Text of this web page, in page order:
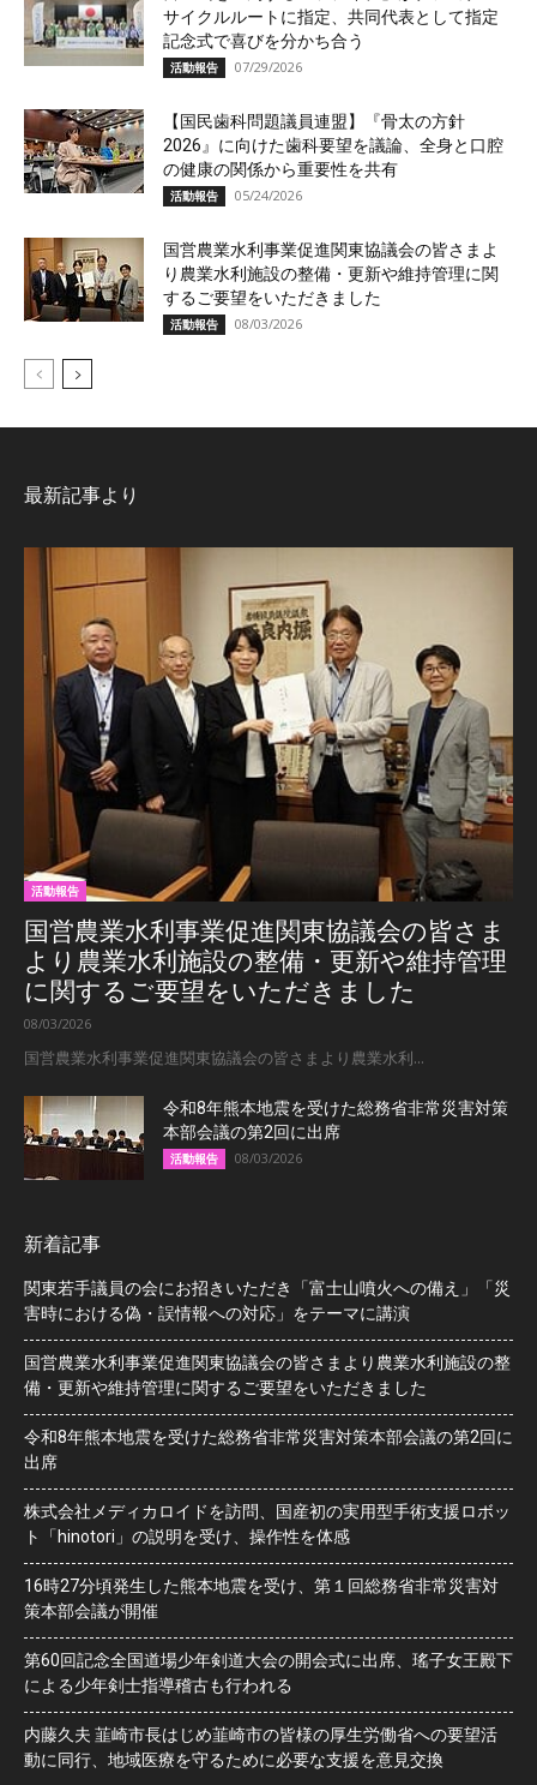
サイクルルートに指定、共同代表として指定
記念式で喜びを分かち合う
活動報告 07/29/2026
【国民歯科問題議員連盟】『骨太の方針
2026』に向けた歯科要望を議論、全身と口腔
の健康の関係から重要性を共有
活動報告 05/24/2026
国営農業水利事業促進関東協議会の皆さまよ
り農業水利施設の整備・更新や維持管理に関
するご要望をいただきました
活動報告 08/03/2026
最新記事より
活動報告
国営農業水利事業促進関東協議会の皆さま
より農業水利施設の整備・更新や維持管理
に関するご要望をいただきました
08/03/2026
国営農業水利事業促進関東協議会の皆さまより農業水利...
令和8年熊本地震を受けた総務省非常災害対策
本部会議の第2回に出席
活動報告 08/03/2026
新着記事
関東若手議員の会にお招きいただき「富士山噴火への備え」「災
害時における偽・誤情報への対応」をテーマに講演
国営農業水利事業促進関東協議会の皆さまより農業水利施設の整
備・更新や維持管理に関するご要望をいただきました
令和8年熊本地震を受けた総務省非常災害対策本部会議の第2回に
出席
株式会社メディカロイドを訪問、国産初の実用型手術支援ロボッ
ト「hinotori」の説明を受け、操作性を体感
16時27分頃発生した熊本地震を受け、第１回総務省非常災害対
策本部会議が開催
第60回記念全国道場少年剣道大会の開会式に出席、瑤子女王殿下
による少年剣士指導稽古も行われる
内藤久夫 韮崎市長はじめ韮崎市の皆様の厚生労働省への要望活
動に同行、地域医療を守るために必要な支援を意見交換